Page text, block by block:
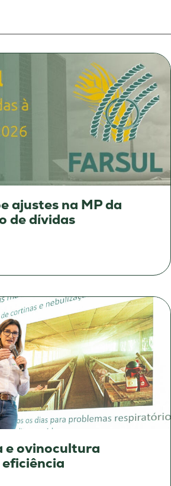
ajustes na MP da
de dívidas
e ovinocultura